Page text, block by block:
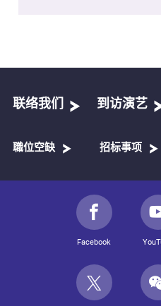
联络我们 到访演艺
職位空缺 招标事项
Facebook